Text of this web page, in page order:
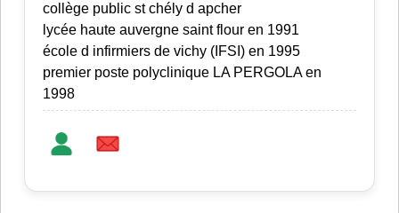
collège public st chély d apcher
lycée haute auvergne saint flour en 1991
école d infirmiers de vichy (IFSI) en 1995
premier poste polyclinique LA PERGOLA en
1998